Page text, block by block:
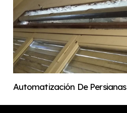
Automatización De Persianas